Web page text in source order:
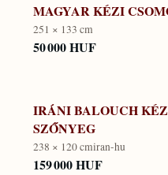
MAGYAR KÉZI
251 × 133 cm
50 000 HUF
IRÁNI BALOUCH
SZŐNYEG
238 × 120 cmiran-hu
159 000 HUF